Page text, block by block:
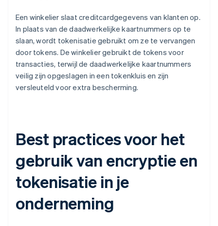
Een winkelier slaat creditcardgegevens van klanten op.
In plaats van de daadwerkelijke kaartnummers op te
slaan, wordt tokenisatie gebruikt om ze te vervangen
door tokens. De winkelier gebruikt de tokens voor
transacties, terwijl de daadwerkelijke kaartnummers
veilig zijn opgeslagen in een tokenkluis en zijn
versleuteld voor extra bescherming.
Best practices voor het
gebruik van encryptie en
tokenisatie in je
onderneming